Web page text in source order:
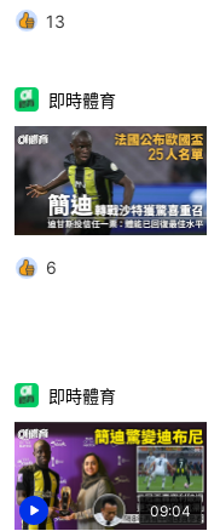
13
即時體育
6
09:04
即時體育